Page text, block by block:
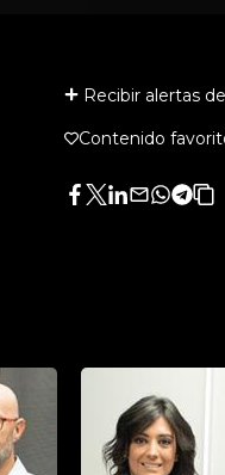
Recibir alertas
Contenido
Facebook
Twitter
LinkedIn
Enviar
Whatsapp